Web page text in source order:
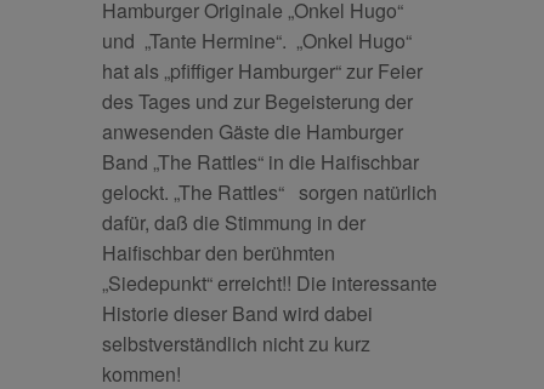
Hamburger Originale „Onkel Hugo“
und „Tante Hermine“. „Onkel Hugo“
hat als „pfiffiger Hamburger“ zur Feier
des Tages und zur Begeisterung der
anwesenden Gäste die Hamburger
Band „The Rattles“ in die Haifischbar
gelockt. „The Rattles“ sorgen natürlich
dafür, daß die Stimmung in der
Haifischbar den berühmten
„Siedepunkt“ erreicht!! Die interessante
Historie dieser Band wird dabei
selbstverständlich nicht zu kurz
kommen!